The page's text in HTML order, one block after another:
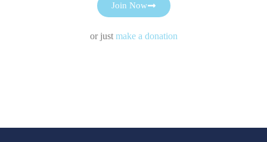
Join Now
or just make a donation